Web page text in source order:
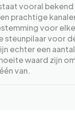
vooral bekend
prachtige
voor
steunpilaar voor
echter een
waard zijn
van.